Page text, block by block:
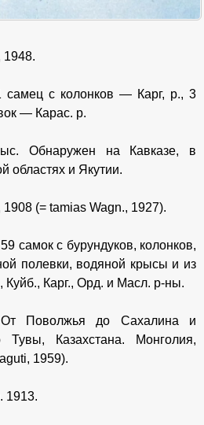
самец с колонков — Карг, р., 3
— Карас. р.
Обнаружен на Кавказе, в
областях и Якутии.
(= tamias Wagn., 1927).
самок с бурундуков, колонков,
полевки, водяной крысы и из
Куйб., Карг., Орд. и Масл. р-ны.
От Поволжья до Сахалина и
Казахстана. Монголия,
1959).
1913.